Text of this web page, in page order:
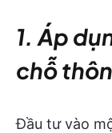
1. Áp
chỗ
Đầu tư vào